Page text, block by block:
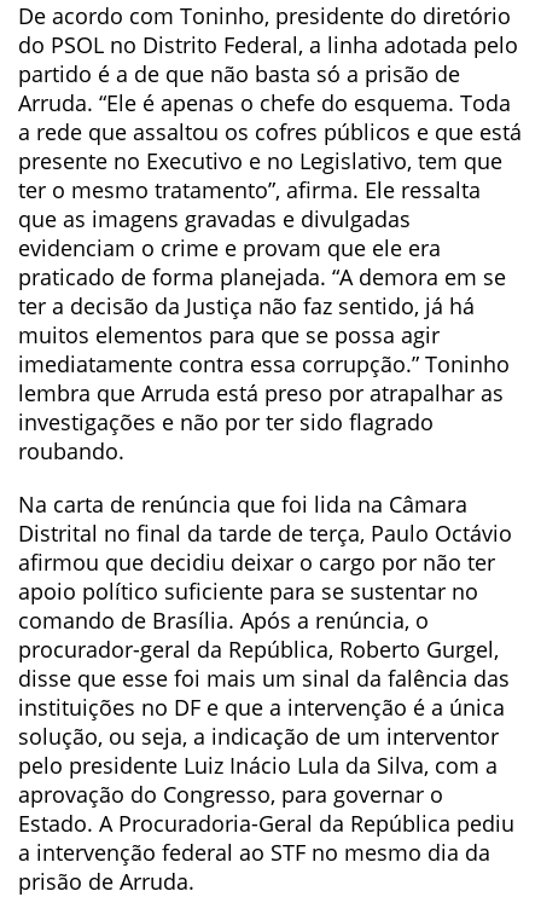
De acordo com Toninho, presidente do diretório
do PSOL no Distrito Federal, a linha adotada pelo
partido é a de que não basta só a prisão de
Arruda. “Ele é apenas o chefe do esquema. Toda
a rede que assaltou os cofres públicos e que está
presente no Executivo e no Legislativo, tem que
ter o mesmo tratamento”, afirma. Ele ressalta
que as imagens gravadas e divulgadas
evidenciam o crime e provam que ele era
praticado de forma planejada. “A demora em se
ter a decisão da Justiça não faz sentido, já há
muitos elementos para que se possa agir
imediatamente contra essa corrupção.” Toninho
lembra que Arruda está preso por atrapalhar as
investigações e não por ter sido flagrado
roubando.
Na carta de renúncia que foi lida na Câmara
Distrital no final da tarde de terça, Paulo Octávio
afirmou que decidiu deixar o cargo por não ter
apoio político suficiente para se sustentar no
comando de Brasília. Após a renúncia, o
procurador-geral da República, Roberto Gurgel,
disse que esse foi mais um sinal da falência das
instituições no DF e que a intervenção é a única
solução, ou seja, a indicação de um interventor
pelo presidente Luiz Inácio Lula da Silva, com a
aprovação do Congresso, para governar o
Estado. A Procuradoria-Geral da República pediu
a intervenção federal ao STF no mesmo dia da
prisão de Arruda.